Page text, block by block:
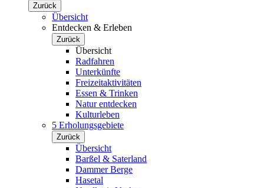
Zurück
Übersicht
Entdecken & Erleben
Zurück
Übersicht
Radfahren
Unterkünfte
Freizeitaktivitäten
Essen & Trinken
Natur entdecken
Kulturleben
5 Erholungsgebiete
Zurück
Übersicht
Barßel & Saterland
Dammer Berge
Hasetal